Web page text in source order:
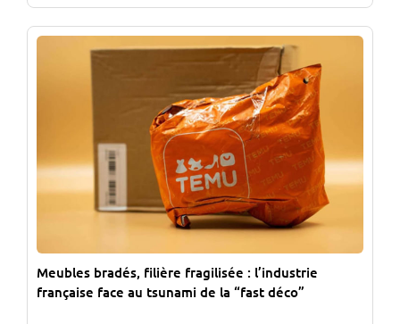
Meubles bradés, filière fragilisée : l’industrie
française face au tsunami de la “fast déco”